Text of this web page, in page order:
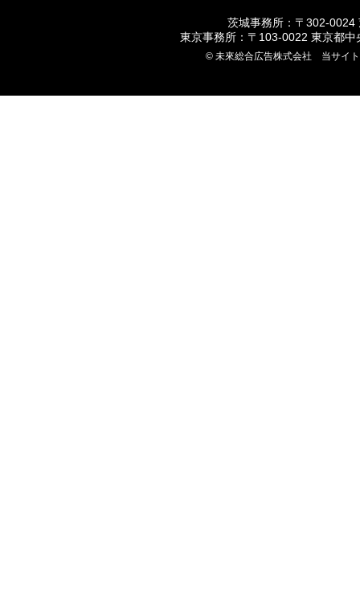
茨城事務所：〒302-0024
東京事務所：〒103-0022 東京都
© 未來総合広告株式会社 当サイ